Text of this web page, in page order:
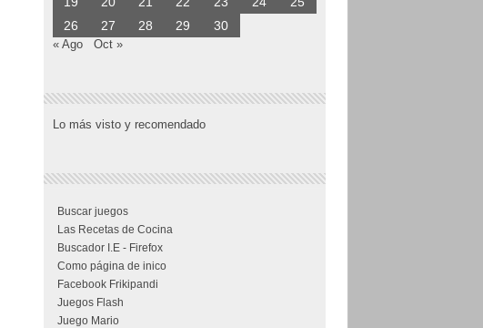
26
27 28 29 30
« Ago Oct »
Lo más visto y recomendado
Buscar juegos
Las Recetas de Cocina
Buscador I.E - Firefox
Como página de inico
Facebook Frikipandi
Juegos Flash
Juego Mario